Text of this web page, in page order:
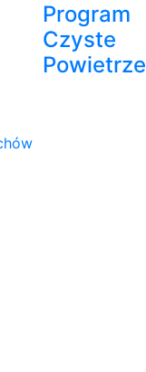
Program
Czyste
Powietrze